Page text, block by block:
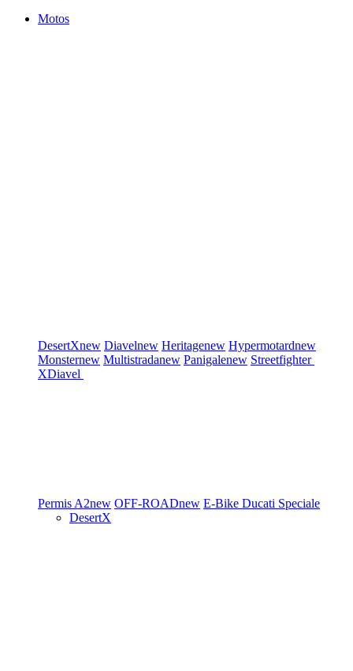
Motos
DesertXnew Diavelnew Heritagenew Hypermotardnew
Monsternew Multistradanew Panigalenew Streetfighter
XDiavel
Permis A2new OFF-ROADnew E-Bike Ducati Speciale
DesertX